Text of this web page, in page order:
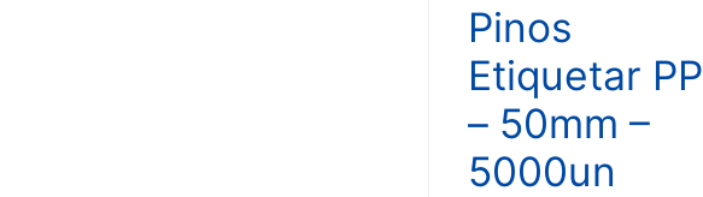
Pinos
Etiquetar PP
– 50mm –
5000un